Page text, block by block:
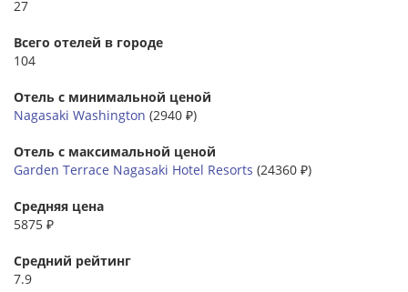
27
Всего отелей в городе
104
Отель с минимальной ценой
Nagasaki Washington (2940 ₽)
Отель с максимальной ценой
Garden Terrace Nagasaki Hotel Resorts (24360 ₽)
Средняя цена
5875 ₽
Средний рейтинг
7.9